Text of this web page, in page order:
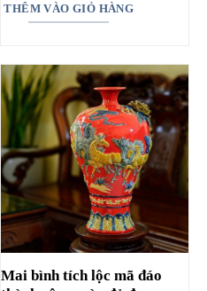
THÊM VÀO GIỎ HÀNG
Mai bình tích lộc mã đáo